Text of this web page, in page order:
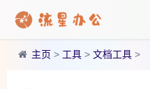
主页 > 工具 > 文档工具 >